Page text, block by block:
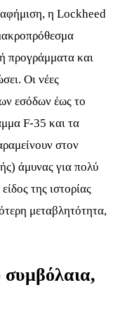
η Lockheed
προγράμματα και
Οι νέες
εσόδων έως το
F-35 και τα
στον
άμυνας για πολύ
της ιστορίας
μεταβλητότητα,